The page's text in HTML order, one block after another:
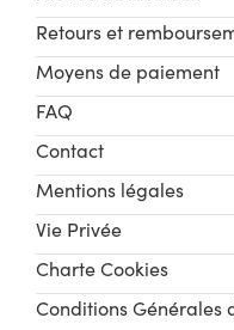
Retours et
Moyens de paiement
FAQ
Contact
Mentions légales
Vie Privée
Charte Cookies
Conditions Générales